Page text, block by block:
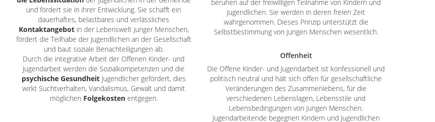
und fördert sie in ihrer Entwicklung. Sie schafft ein
dauerhaftes, belastbares und verlässliches
Kontaktangebotin der Lebenswelt junger Menschen,
fördert die Teilhabe der Jugendlichen an der Gesellschaft
und baut soziale Benachteiligungen ab.
Durch die integrative Arbeit der Offenen Kinder- und
Jugendarbeit werden die Sozialkompetenzen und die
psychische GesundheitJugendlicher gefördert, dies
wirkt Suchtverhalten, Vandalismus, Gewalt und damit
möglichen Folgekostenentgegen.
beruhen auf der freiwilligen Teilnahme von Kindern und
Jugendlichen. Sie werden in deren freien Zeit
wahrgenommen. Dieses Prinzip unterstützt die
Selbstbestimmung von jungen Menschen wesentlich.
Offenheit
Die Offene Kinder- und Jugendarbeit ist konfessionell und
politisch neutral und hält sich offen für gesellschaftliche
Veränderungen des Zusammenlebens, für die
verschiedenen Lebenslagen, Lebensstile und
Lebensbedingungen von jungen Menschen.
Jugendarbeitende begegnen Kindern und Jugendlichen